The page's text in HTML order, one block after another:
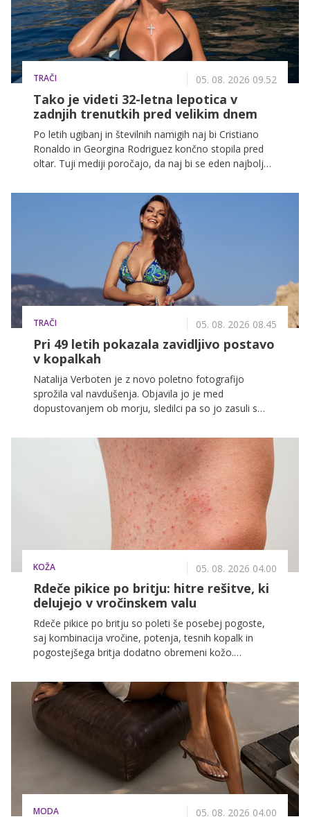
TRAČI 05. 08. 2026 09.52
Tako je videti 32-letna lepotica v
zadnjih trenutkih pred velikim dnem
Po letih ugibanj in številnih namigih naj bi Cristiano
Ronaldo in Georgina Rodriguez končno stopila pred
oltar. Tuji mediji poročajo, da naj bi se eden najbolj
konec tedna na portugalskem otoku Madeira.
TRAČI 05. 08. 2026 08.45
Pri 49 letih pokazala zavidljivo postavo
v kopalkah
Natalija Verboten je z novo poletno fotografijo
sprožila val navdušenja. Objavila jo je med
dopustovanjem ob morju, sledilci pa so jo zasuli s
ohranja tik pred tem, ko bo dopolnila 50 let.
KOŽA 05. 08. 2026 04.00
Rdeče pikice po britju: hitre rešitve, ki
delujejo v vročinskem valu
Rdeče pikice po britju so poleti še posebej pogoste,
saj kombinacija vročine, potenja, tesnih kopalk in
pogostejšega britja dodatno obremeni kožo.
blago obliko vnetja foliklov, ki nastane, ko je koža po
britju razdražena, pore pa so zamašene z znojem, olji
ali ostanki izdelkov. Najpogosteje se pojavijo na bikini
predelu in pod pazduho, kjer je koža tanjša in bolj
občutljiva.
MODA 05. 08. 2026 04.00